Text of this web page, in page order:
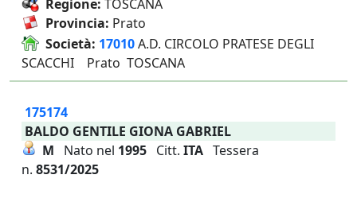
Regione: TOSCANA
Provincia: Prato
Società: 17010A.D. CIRCOLO PRATESE DEGLI
SCACCHI Prato TOSCANA
175174
BALDO GENTILE GIONA GABRIEL
M Nato nel 1995 Citt. ITA Tessera
n. 8531/2025